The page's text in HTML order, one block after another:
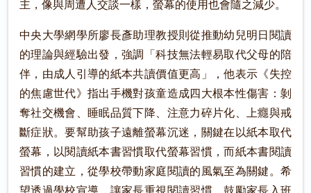
主，像與周遭人交談一樣，螢幕的使用也會隨之減少。
中央大學網學所廖長彥助理教授則從推動幼兒明日閱讀
的理論與經驗出發，強調「科技無法輕易取代父母的陪
伴，由成人引導的紙本共讀價值更高」，他表示《失控
的焦慮世代》指出手機對孩童造成四大根本性傷害：剝
奪社交機會、睡眠品質下降、注意力碎片化、上癮與戒
斷症狀。要幫助孩子遠離螢幕沉迷，關鍵在以紙本取代
螢幕，以閱讀紙本書習慣取代螢幕習慣，而紙本書閱讀
習慣的建立，從學校帶動家庭閱讀的風氣至為關鍵。希
望透過學校宣導，讓家長重視閱讀習慣，鼓勵家長入班